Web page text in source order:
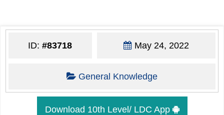
ID:#83718 May 24, 2022
General Knowledge
Download 10th Level/ LDC App